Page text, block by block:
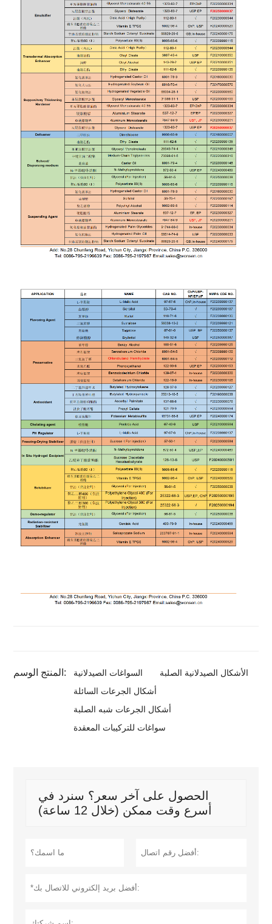
المنتج الوسم: السواغات الصيدلانية
الأشكال الصيدلانية الصلبة
أشكال الجرعات السائلة
أشكال الجرعات شبه الصلبة
سواغات للتركيبات المعقدة
الحصول على آخر سعر؟ سنرد في
أسرع وقت ممكن (خلال 12 ساعة)